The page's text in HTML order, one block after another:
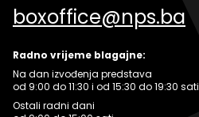
boxoffice@nps.ba
Radno vrijeme blagajne:
Na dan izvođenja predstava
od 9:00 do 11:30 i od 15:30 do 19:30 sati
Ostali radni dani